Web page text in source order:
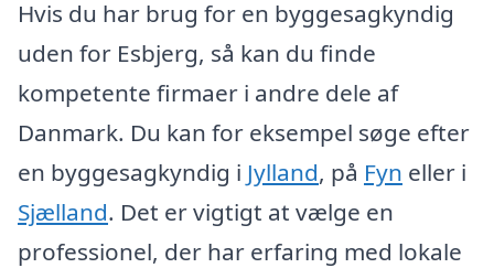
Hvis du har brug for en byggesagkyndig
uden for Esbjerg, så kan du finde
kompetente firmaer i andre dele af
Danmark. Du kan for eksempel søge efter
en byggesagkyndig i Jylland, på Fyn eller i
Sjælland. Det er vigtigt at vælge en
professionel, der har erfaring med lokale